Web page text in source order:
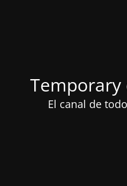
Temporary
El canal de